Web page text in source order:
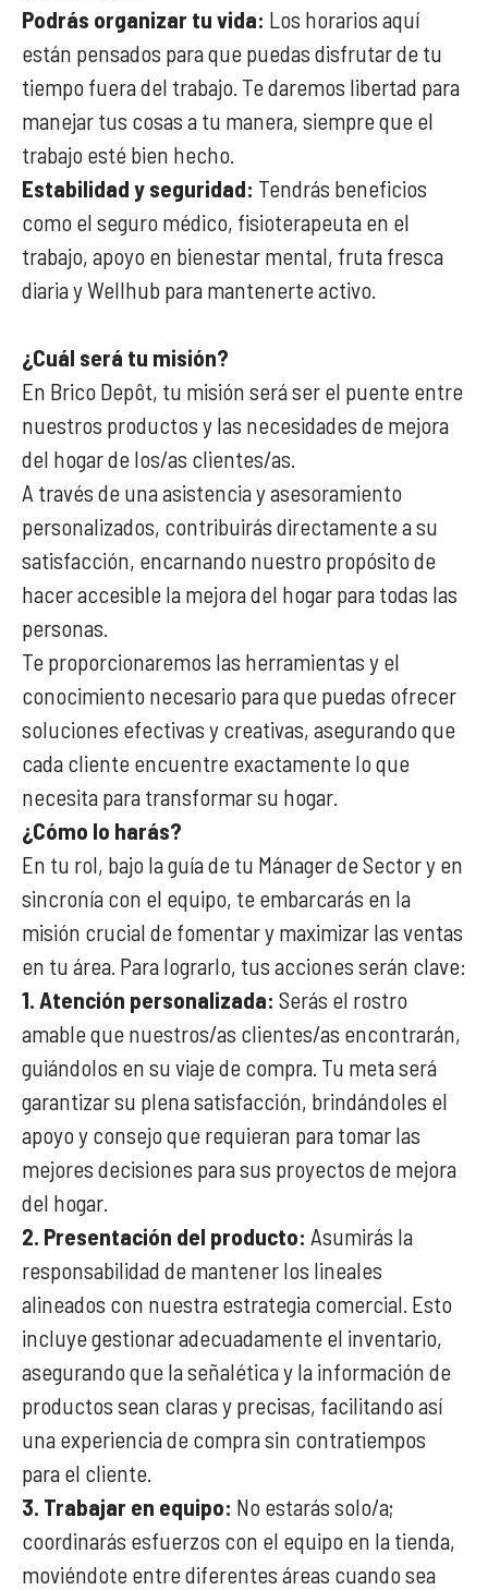
Podrás organizar tu vida: Los horarios aquí
están pensados para que puedas disfrutar de tu
tiempo fuera del trabajo. Te daremos libertad para
manejar tus cosas a tu manera, siempre que el
trabajo esté bien hecho.
Estabilidad y seguridad: Tendrás beneficios
como el seguro médico, fisioterapeuta en el
trabajo, apoyo en bienestar mental, fruta fresca
diaria y Wellhub para mantenerte activo.
¿Cuál será tu misión?
En Brico Depôt, tu misión será ser el puente entre
nuestros productos y las necesidades de mejora
del hogar de los/as clientes/as.
A través de una asistencia y asesoramiento
personalizados, contribuirás directamente a su
satisfacción, encarnando nuestro propósito de
hacer accesible la mejora del hogar para todas las
personas.
Te proporcionaremos las herramientas y el
conocimiento necesario para que puedas ofrecer
soluciones efectivas y creativas, asegurando que
cada cliente encuentre exactamente lo que
necesita para transformar su hogar.
¿Cómo lo harás?
En tu rol, bajo la guía de tu Mánager de Sector y en
sincronía con el equipo, te embarcarás en la
misión crucial de fomentar y maximizar las ventas
en tu área. Para lograrlo, tus acciones serán clave:
1. Atención personalizada: Serás el rostro
amable que nuestros/as clientes/as encontrarán,
guiándolos en su viaje de compra. Tu meta será
garantizar su plena satisfacción, brindándoles el
apoyo y consejo que requieran para tomar las
mejores decisiones para sus proyectos de mejora
del hogar.
2. Presentación del producto: Asumirás la
responsabilidad de mantener los lineales
alineados con nuestra estrategia comercial. Esto
incluye gestionar adecuadamente el inventario,
asegurando que la señalética y la información de
productos sean claras y precisas, facilitando así
una experiencia de compra sin contratiempos
para el cliente.
3. Trabajar en equipo: No estarás solo/a;
coordinarás esfuerzos con el equipo en la tienda,
moviéndote entre diferentes áreas cuando sea